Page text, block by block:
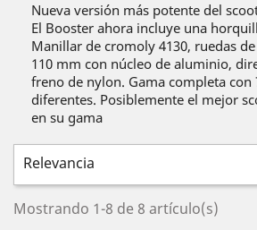
Nueva versión más potente del
El Booster ahora incluye una
Manillar de cromoly 4130, ruedas
110 mm con núcleo de aluminio,
freno de nylon. Gama completa con
diferentes. Posiblemente el mejor
en su gama
Relevancia
Mostrando 1-8 de 8 artículo(s)